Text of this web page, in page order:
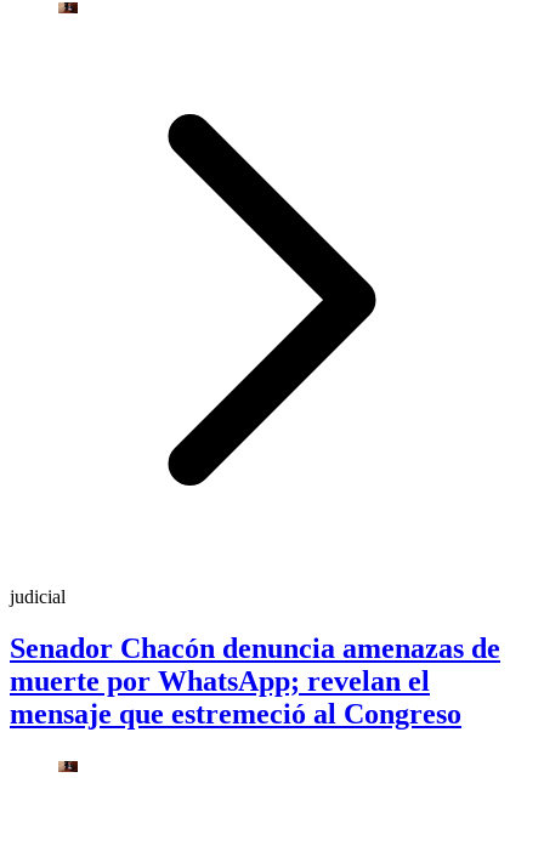
judicial
Senador Chacón denuncia amenazas de
muerte por WhatsApp; revelan el
mensaje que estremeció al Congreso